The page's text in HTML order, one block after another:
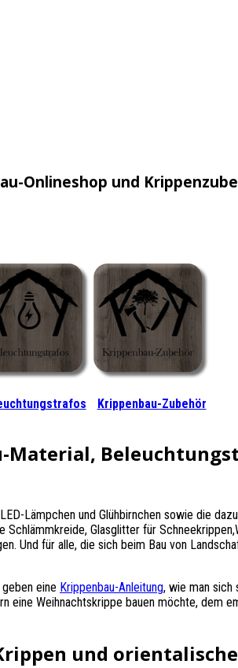
Onlineshop und
Krippenbau-Zubehör
Material,
Lämpchen und Glühbirnchen sowie die
Glasglitter für
Und für alle, die sich beim Bau von
eine Krippenbau-Anleitung, wie man sich
eine Weihnachtskrippe bauen möchte, dem
und